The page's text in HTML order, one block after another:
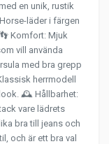
en unik, rustik
läder i färgen
Komfort: Mjuk
vill använda
med bra grepp
herrmodell
🕰️ Hållbarhet:
vare lädrets
bra till jeans och
och är ett bra val